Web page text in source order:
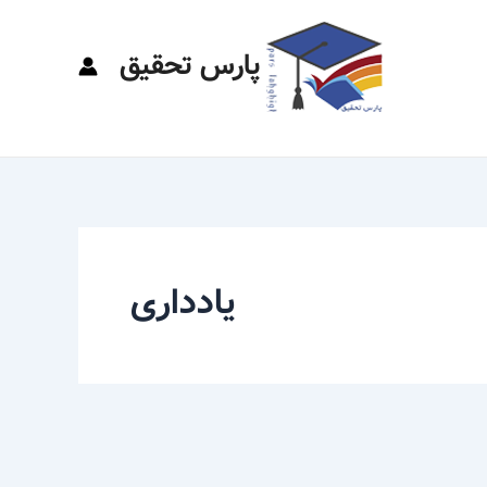
پارس تحقیق
یادداری